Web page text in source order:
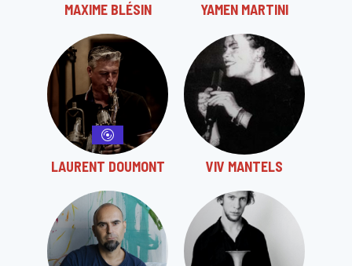
MAXIME BLÉSIN YAMEN MARTINI
LAURENT DOUMONT VIV MANTELS